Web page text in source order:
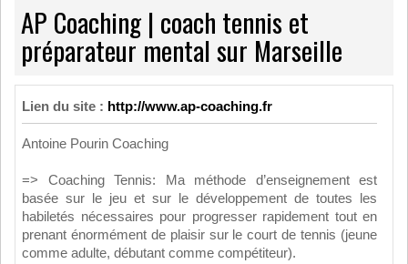
AP Coaching | coach tennis et
préparateur mental sur Marseille
Lien du site : http://www.ap-coaching.fr
Antoine Pourin Coaching
=> Coaching Tennis: Ma méthode d’enseignement est
basée sur le jeu et sur le développement de toutes les
habiletés nécessaires pour progresser rapidement tout en
prenant énormément de plaisir sur le court de tennis (jeune
comme adulte, débutant comme compétiteur).